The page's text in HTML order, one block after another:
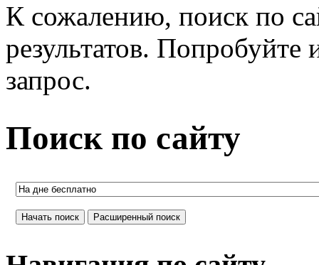
К сожалению, поиск по
результатов.
запрос.
Поиск по сайту